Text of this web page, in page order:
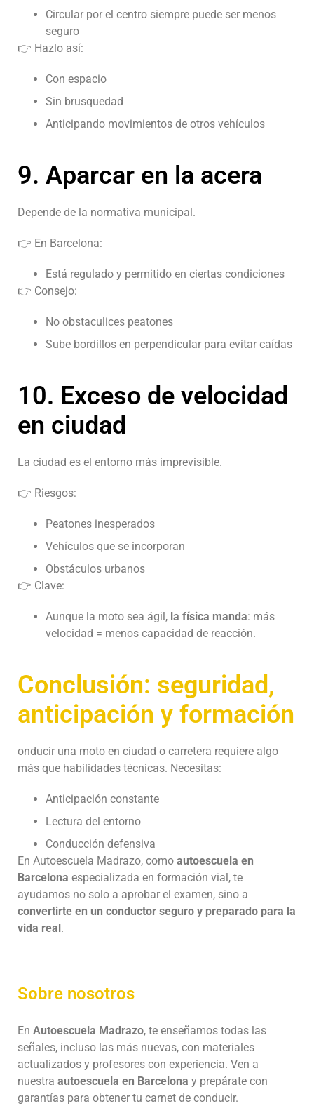
Circular por el centro siempre puede ser menos
seguro
👉 Hazlo así:
Con espacio
Sin brusquedad
Anticipando movimientos de otros vehículos
9. Aparcar en la acera
Depende de la normativa municipal.
👉 En Barcelona:
Está regulado y permitido en ciertas condiciones
👉 Consejo:
No obstaculices peatones
Sube bordillos en perpendicular para evitar caídas
10. Exceso de velocidad
en ciudad
La ciudad es el entorno más imprevisible.
👉 Riesgos:
Peatones inesperados
Vehículos que se incorporan
Obstáculos urbanos
👉 Clave:
Aunque la moto sea ágil, la física manda: más
velocidad = menos capacidad de reacción.
Conclusión: seguridad,
anticipación y formación
onducir una moto en ciudad o carretera requiere algo
más que habilidades técnicas. Necesitas:
Anticipación constante
Lectura del entorno
Conducción defensiva
En Autoescuela Madrazo, como autoescuela en
Barcelona especializada en formación vial, te
ayudamos no solo a aprobar el examen, sino a
convertirte en un conductor seguro y preparado para la
vida real.
Sobre nosotros
En Autoescuela Madrazo, te enseñamos todas las
señales, incluso las más nuevas, con materiales
actualizados y profesores con experiencia. Ven a
nuestra autoescuela en Barcelona y prepárate con
garantías para obtener tu carnet de conducir.